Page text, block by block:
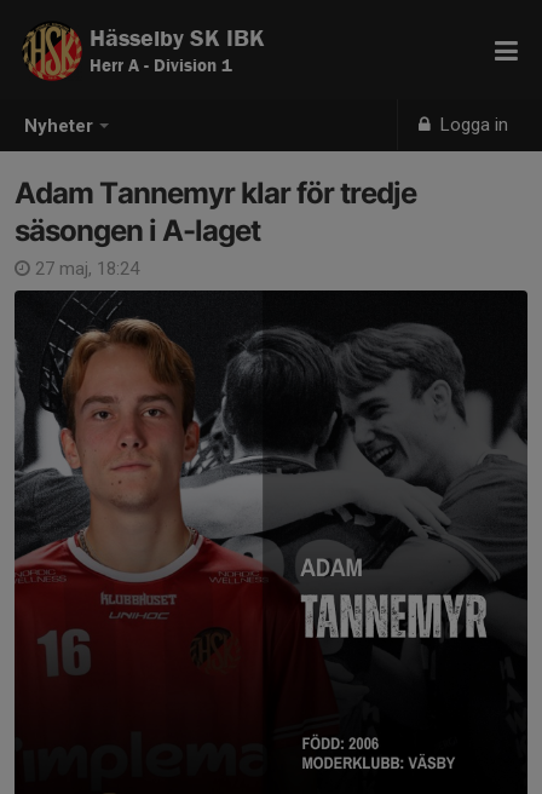
Nyheter Logga in
Hässelby SK IBK
Herr A - Division 1
Adam Tannemyr klar för tredje
säsongen i A-laget
27 maj, 18:24